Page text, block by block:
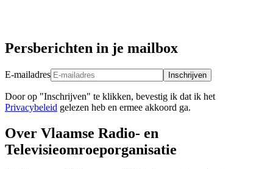
Persberichten in je mailbox
E-mailadres Inschrijven
Door op "Inschrijven" te klikken, bevestig ik dat ik het
Privacybeleid gelezen heb en ermee akkoord ga.
Over Vlaamse Radio- en
Televisieomroeporganisatie